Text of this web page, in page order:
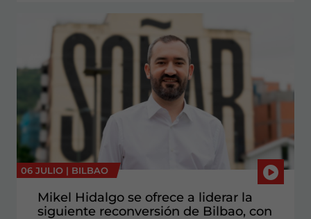
06 JULIO | BILBAO
Mikel Hidalgo se ofrece a liderar la
siguiente reconversión de Bilbao, con